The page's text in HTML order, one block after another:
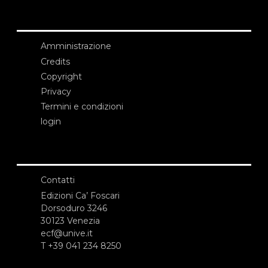
Amministrazione
Credits
Copyright
Privacy
Termini e condizioni
login
Contatti
Edizioni Ca’ Foscari
Dorsoduro 3246
30123 Venezia
ecf@unive.it
T +39 041 234 8250